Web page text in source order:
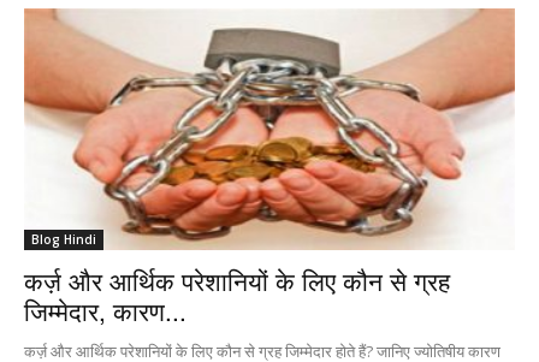
Blog Hindi
कर्ज़ और आर्थिक परेशानियों के लिए कौन से ग्रह
जिम्मेदार, कारण...
कर्ज़ और आर्थिक परेशानियों के लिए कौन से ग्रह जिम्मेदार होते हैं? जानिए ज्योतिषीय कारण